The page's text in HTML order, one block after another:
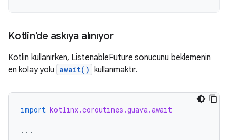
Kotlin'de askıya alınıyor
Kotlin kullanırken, ListenableFuture sonucunu beklemenin
en kolay yolu await() kullanmaktır.
import kotlinx.coroutines.guava.await
...